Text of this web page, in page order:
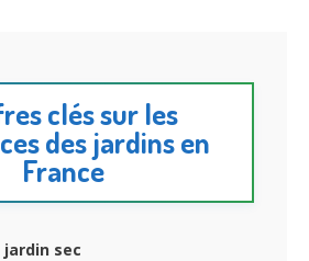
clés sur les
des jardins en
France
jardin sec